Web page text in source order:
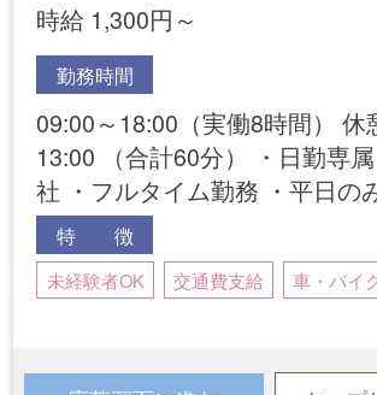
時給 1,300円～
勤務時間
09:00～18:00（実働8時間） 休
13:00 （合計60分） ・日勤専
社 ・フルタイム勤務 ・平日の
特 徴
未経験者OK 交通費支給 車・バイ